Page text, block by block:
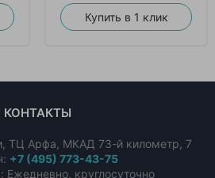
Купить в 1 клик
КОНТАКТЫ
, ТЦ Арфа, МКАД 73-й километр, 7
+7 (495) 773-43-75
круглосуточно